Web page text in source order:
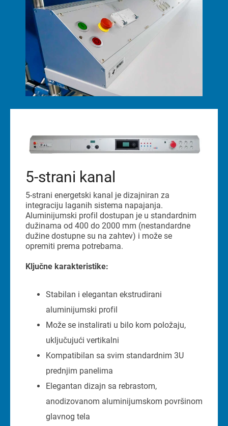
5-strani kanal
5-strani energetski kanal je dizajniran za
integraciju laganih sistema napajanja.
Aluminijumski profil dostupan je u standardnim
dužinama od 400 do 2000 mm (nestandardne
dužine dostupne su na zahtev) i može se
opremiti prema potrebama.
Ključne karakteristike:
Stabilan i elegantan ekstrudirani
aluminijumski profil
Može se instalirati u bilo kom položaju,
uključujući vertikalni
Kompatibilan sa svim standardnim 3U
prednjim panelima
Elegantan dizajn sa rebrastom,
anodizovanom aluminijumskom površinom
glavnog tela